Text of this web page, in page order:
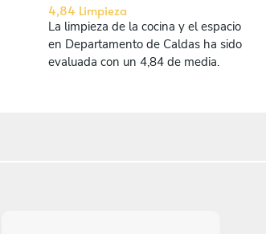
4,84 Limpieza
La limpieza de la cocina y el espacio
en Departamento de Caldas ha sido
evaluada con un 4,84 de media.